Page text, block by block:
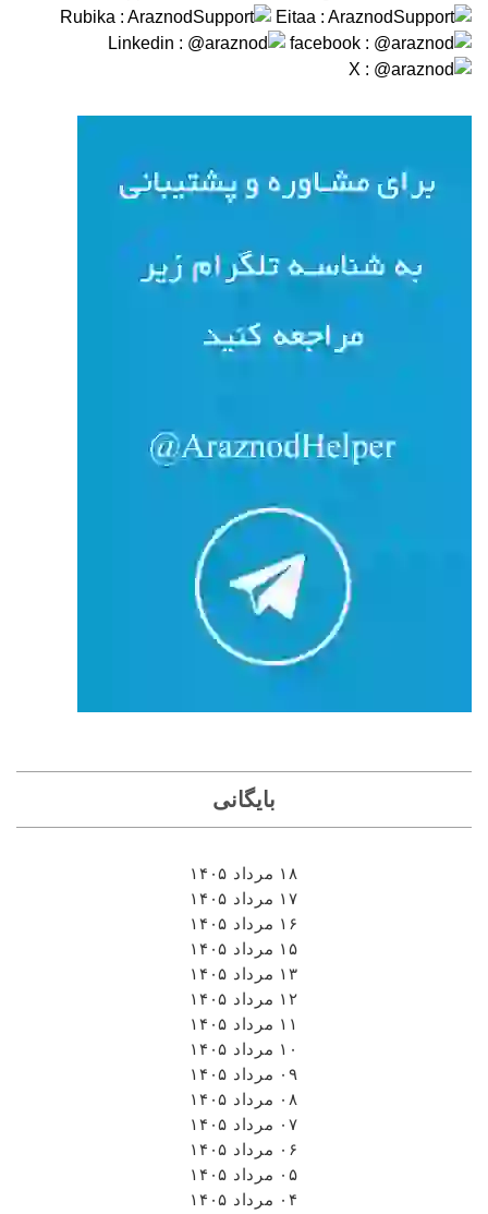
بایگانی
۱۸ مرداد ۱۴۰۵
۱۷ مرداد ۱۴۰۵
۱۶ مرداد ۱۴۰۵
۱۵ مرداد ۱۴۰۵
۱۳ مرداد ۱۴۰۵
۱۲ مرداد ۱۴۰۵
۱۱ مرداد ۱۴۰۵
۱۰ مرداد ۱۴۰۵
۰۹ مرداد ۱۴۰۵
۰۸ مرداد ۱۴۰۵
۰۷ مرداد ۱۴۰۵
۰۶ مرداد ۱۴۰۵
۰۵ مرداد ۱۴۰۵
۰۴ مرداد ۱۴۰۵